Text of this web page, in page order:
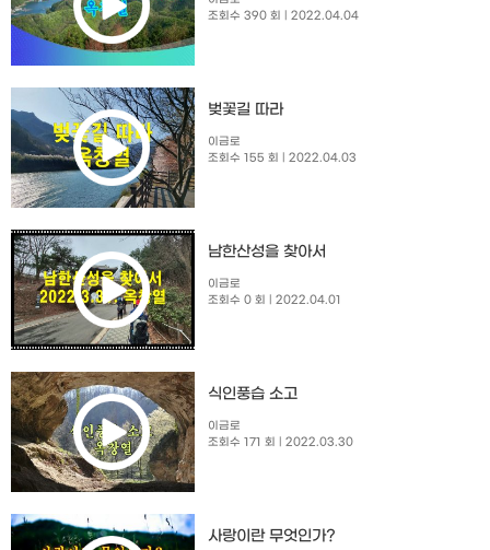
조회수 390 회
| 2022.04.04
벚꽃길 따라
이금로
조회수 155 회
| 2022.04.03
남한산성을 찾아서
이금로
조회수 0 회
| 2022.04.01
식인풍습 소고
이금로
조회수 171 회
| 2022.03.30
사랑이란 무엇인가?